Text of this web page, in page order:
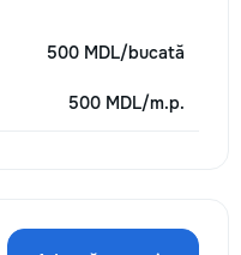
500 MDL/bucată
500 MDL/m.p.